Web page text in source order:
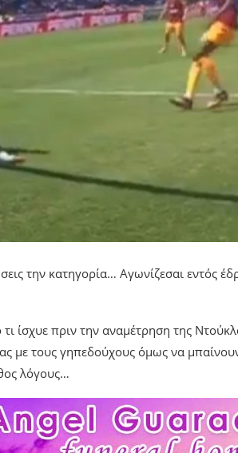
την κατηγορία… Αγωνίζεσαι εντός
ίσχυε πριν την αναμέτρηση της
με τους γηπεδούχους όμως να
λόγους…